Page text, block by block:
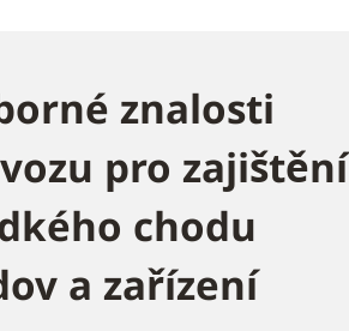
znalosti
pro zajištění
chodu
a zařízení